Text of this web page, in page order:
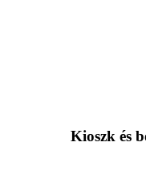
Kioszk és